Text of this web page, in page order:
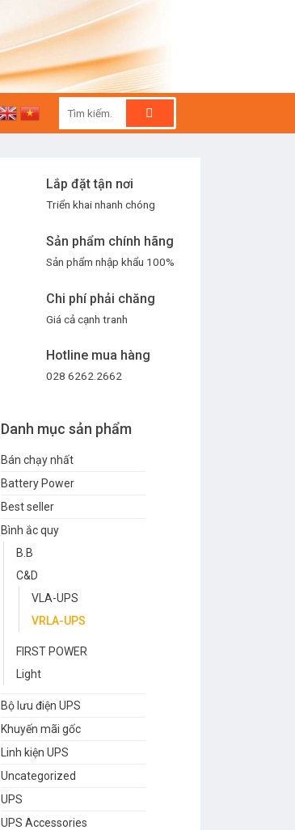
kiếm:
Lắp đặt tận nơi
Triển khai nhanh chóng
Sản phẩm chính hãng
Sản phẩm nhập khẩu 100%
Chi phí phải chăng
Giá cả cạnh tranh
Hotline mua hàng
028 6262.2662
Danh mục sản phẩm
Bán chạy nhất
Battery Power
Best seller
Bình ắc quy
B.B
C&D
VLA-UPS
VRLA-UPS
FIRST POWER
Light
Bộ lưu điện UPS
Khuyến mãi gốc
Linh kiện UPS
Uncategorized
UPS
UPS Accessories